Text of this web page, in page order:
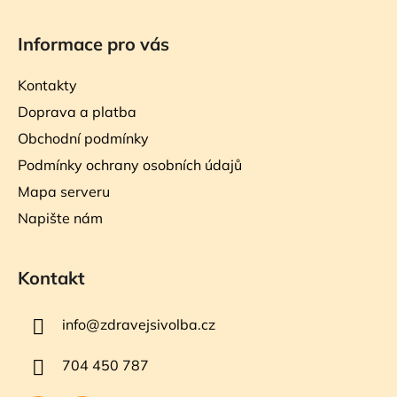
Informace pro vás
Kontakty
Doprava a platba
Obchodní podmínky
Podmínky ochrany osobních údajů
Mapa serveru
Napište nám
Kontakt
info@zdravejsivolba.cz
704 450 787